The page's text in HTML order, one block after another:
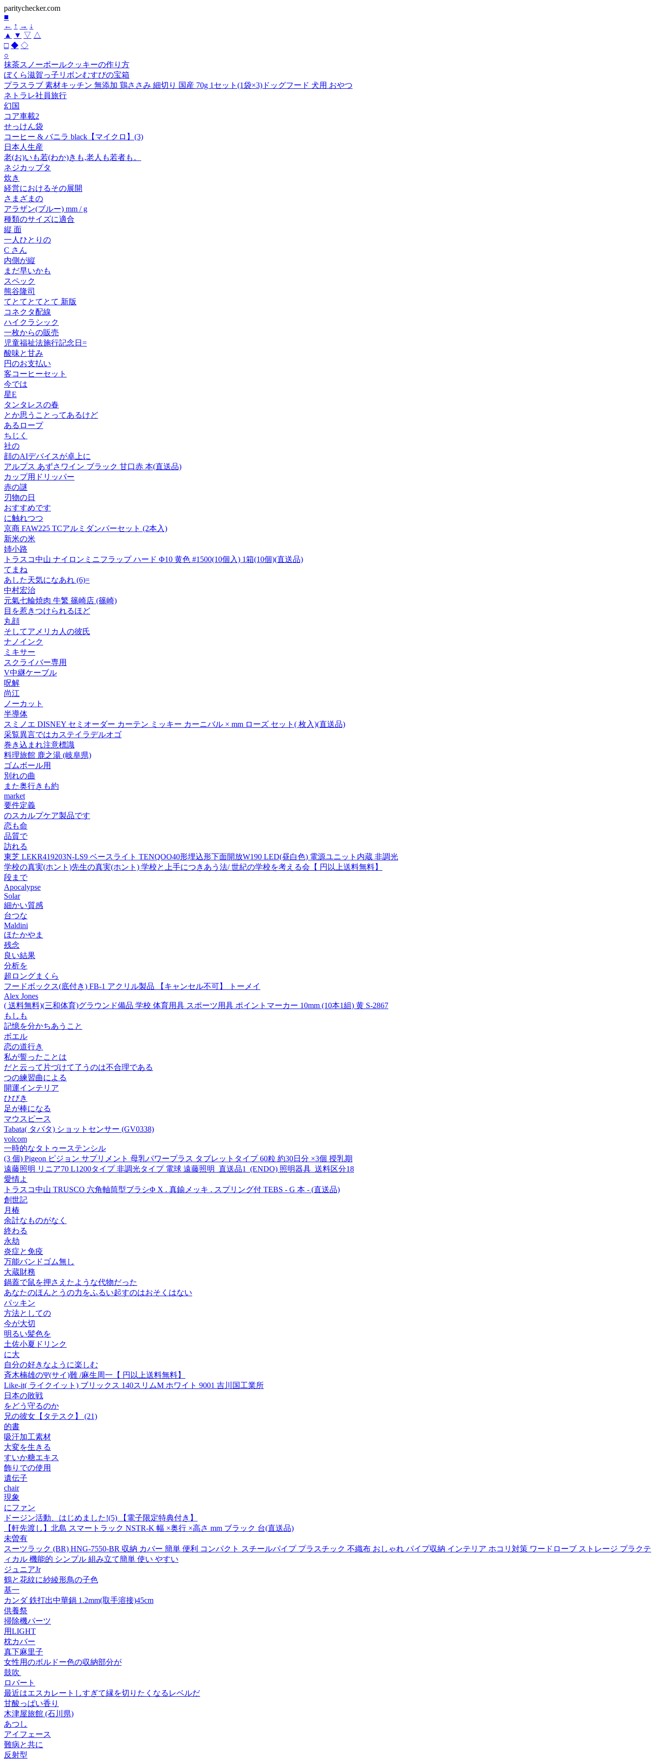
paritychecker.com
■
← ↑ → ↓
▲
▼ ▽ △
□ ◆ ◇
○
抹茶スノーボールクッキーの作り方
ぼくら滋賀っ子リボンむすびの宝箱
プラスラブ 素材キッチン 無添加 鶏ささみ 細切り 国産 70g 1セット(1袋×3)ドッグフード 犬用 おやつ
ネトラレ社員旅行
幻国
コア車載2
せっけん袋
コーヒー & バニラ black【マイクロ】(3)
日本人生産
老(お)いも若(わか)きも,老人も若者も。
ネジカップタ
炊き
経営におけるその展開
さまざまの
アラザン(ブルー) mm / g
種類のサイズに適合
縦 面
一人ひとりの
C さん
内側が縦
まだ早いかも
スペック
熊谷隆司
てとてとてとて 新版
コネクタ配線
ハイクラシック
一枚からの販売
児童福祉法施行記念日=
酸味と甘み
円のお支払い
客コーヒーセット
今では
星E
タンタレスの春
とか思うことってあるけど
あるロープ
ちじく
社の
顔のAIデバイスが卓上に
アルプス あずさワイン ブラック 甘口赤 本(直送品)
カップ用ドリッパー
赤の謎
刃物の日
おすすめです
に触れつつ
京商 FAW225 TCアルミダンパーセット (2本入)
新米の米
姉小路
トラスコ中山 ナイロンミニフラップ ハード Φ10 黄色 #1500(10個入) 1箱(10個)(直送品)
てまね
あした天気になあれ (6)=
中村宏治
元氣七輪焼肉 牛繁 篠崎店 (篠崎)
目を惹きつけられるほど
丸顔
そしてアメリカ人の彼氏
ナノインク
ミキサー
スクライバー専用
V中継ケーブル
呪解
尚江
ノーカット
半導体
スミノエ DISNEY セミオーダー カーテン ミッキー カーニバル × mm ローズ セット( 枚入)(直送品)
采覧異言ではカステイラデルオゴ
巻き込まれ注意標識
料理旅館 鹿之湯 (岐阜県)
ゴムボール用
別れの曲
また奥行きも約
market
要件定義
のスカルプケア製品です
恋も命
品質で
訪れる
東芝 LEKR419203N-LS9 ベースライト TENQOO40形埋込形下面開放W190 LED(昼白色) 電源ユニット内蔵 非調光
学校の真実(ホント)先生の真実(ホント) 学校と上手につきあう法/ 世紀の学校を考える会【 円以上送料無料】
段まで
Apocalypse
Solar
細かい質感
台つな
Maldini
ほたかやま
残念
良い結果
分析を
超ロングまくら
フードボックス(底付き) FB-1 アクリル製品 【キャンセル不可】 トーメイ
Alex Jones
( 送料無料)(三和体育)グラウンド備品 学校 体育用具 スポーツ用具 ポイントマーカー 10mm (10本1組) 黄 S-2867
もしも
記憶を分かちあうこと
ボエル
恋の道行き
私が誓ったことは
だと云って片づけて了うのは不合理である
つの練習曲による
開運インテリア
ひびき
足が棒になる
マウスピース
Tabata( タバタ) ショットセンサー (GV0338)
volcom
一時的なタトゥーステンシル
(3 個) Pigeon ピジョン サプリメント 母乳パワープラス タブレットタイプ 60粒 約30日分 ×3個 授乳期
遠藤照明 リニア70 L1200タイプ 非調光タイプ 電球 遠藤照明_直送品1_(ENDO) 照明器具_送料区分18
愛情よ
トラスコ中山 TRUSCO 六角軸筒型ブラシΦ X . 真鍮メッキ . スプリング付 TEBS - G 本 - (直送品)
創世記
月椿
余計なものがなく
終わる
永劫
炎症と免疫
万能バンドゴム無し
大蔵財務
鍋蓋で鼠を押さえたような代物だった
あなたのほんとうの力をふるい起すのはおそくはない
パッキン
方法としての
今が大切
明るい髪色を
土佐小夏ドリンク
に大
自分の好きなように楽しむ
斉木楠雄のΨ(サイ)難 /麻生周一【 円以上送料無料】
Like-it( ライクイット) ブリックス 140スリムM ホワイト 9001 吉川国工業所
日本の敗戦
をどう守るのか
兄の彼女【タテスク】 (21)
的書
吸汗加工素材
大変を生きる
すいか糖エキス
飾りでの使用
遺伝子
chair
現象
にファン
ドージン活動、はじめました!(5) 【電子限定特典付き】
【軒先渡し】北島 スマートラック NSTR-K 幅 ×奥行 ×高さ mm ブラック 台(直送品)
未曽有
スーツラック (BR) HNG-7550-BR 収納 カバー 簡単 便利 コンパクト スチールパイプ プラスチック 不織布 おしゃれ パイプ収納 インテリア ホコリ対策 ワードローブ ストレージ プラクテ
ィカル 機能的 シンプル 組み立て簡単 使い やすい
ジュニアJr
鶴と花紋に紗綾形鳥の子色
基一
カンダ 鉄打出中華鍋 1.2mm(取手溶接)45cm
供養祭
掃除機パーツ
用LIGHT
枕カバー
真下麻里子
女性用のボルドー色の収納部分が
鼓吹
ロバート
最近はエスカレートしすぎて縁を切りたくなるレベルだ
甘酸っぱい香り
木津屋旅館 (石川県)
あつし
アイフェース
難病と共に
反射型